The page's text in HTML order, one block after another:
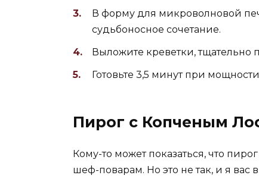
В форму для микроволновой
судьбоносное сочетание.
Выложите креветки, тщательно
Готовьте 3,5 минут при
Пирог с Копченым
Кому-то может показаться, что
шеф-поварам. Но это не так, и я вас